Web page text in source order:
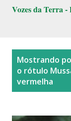
Vozes da Terra -
Mostrando
o rótulo
vermelha